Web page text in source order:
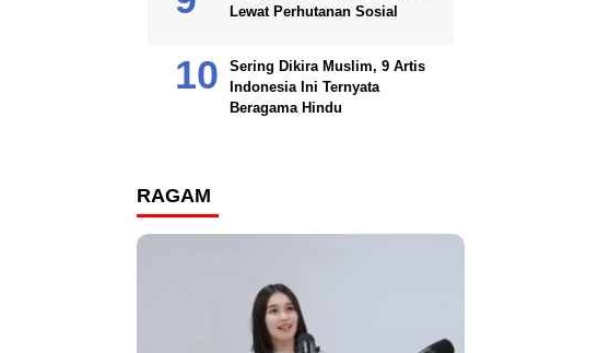
Lewat Perhutanan Sosial
Sering Dikira Muslim, 9 Artis
Indonesia Ini Ternyata
Beragama Hindu
RAGAM